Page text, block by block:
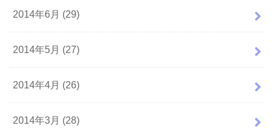
2014年6月 (29)
2014年5月 (27)
2014年4月 (26)
2014年3月 (28)